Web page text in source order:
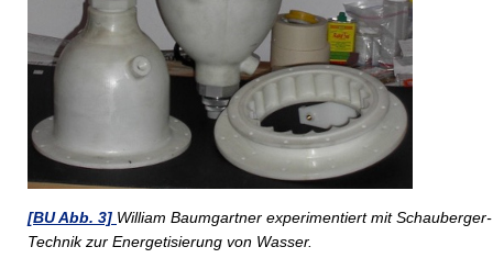
[BU Abb. 3] William Baumgartner experimentiert mit Schauberger-
Technik zur Energetisierung von Wasser.